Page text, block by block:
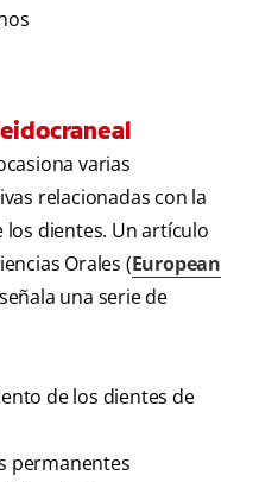
varias
relacionadas con la
dientes. Un artículo
Orales (European
una serie de
de los dientes de
permanentes